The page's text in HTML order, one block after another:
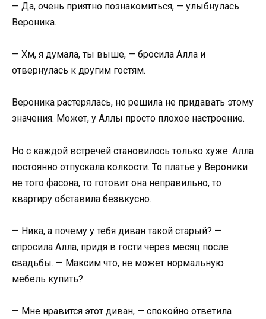
— Да, очень приятно познакомиться, — улыбнулась
Вероника.
— Хм, я думала, ты выше, — бросила Алла и
отвернулась к другим гостям.
Вероника растерялась, но решила не придавать этому
значения. Может, у Аллы просто плохое настроение.
Но с каждой встречей становилось только хуже. Алла
постоянно отпускала колкости. То платье у Вероники
не того фасона, то готовит она неправильно, то
квартиру обставила безвкусно.
— Ника, а почему у тебя диван такой старый? —
спросила Алла, придя в гости через месяц после
свадьбы. — Максим что, не может нормальную
мебель купить?
— Мне нравится этот диван, — спокойно ответила